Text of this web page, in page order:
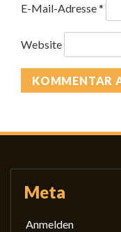
E-Mail-Adresse*
Website
Meta
Anmelden